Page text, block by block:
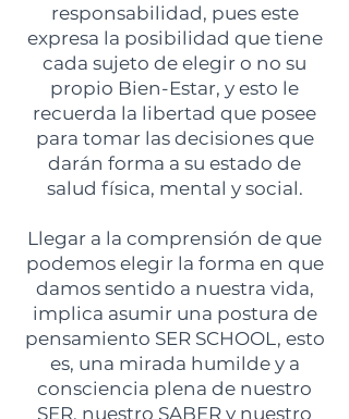
responsabilidad, pues este
expresa la posibilidad que tiene
cada sujeto de elegir o no su
propio Bien-Estar, y esto le
recuerda la libertad que posee
para tomar las decisiones que
darán forma a su estado de
salud física, mental y social.
Llegar a la comprensión de que
podemos elegir la forma en que
damos sentido a nuestra vida,
implica asumir una postura de
pensamiento SER SCHOOL, esto
es, una mirada humilde y a
consciencia plena de nuestro
SER, nuestro SABER y nuestro